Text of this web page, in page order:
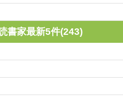
書家最新5件(243)